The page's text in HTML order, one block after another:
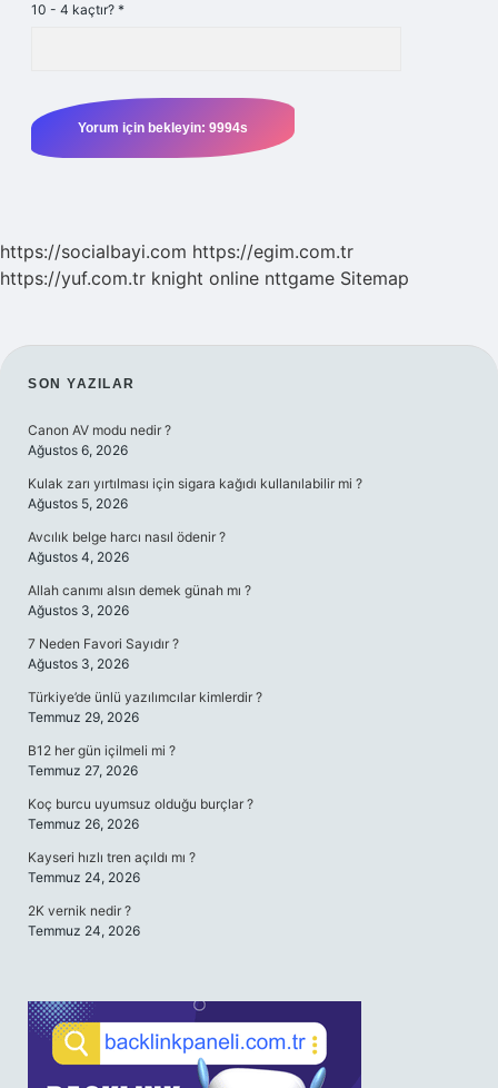
10 - 4 kaçtır? *
https://socialbayi.com https://egim.com.tr
https://yuf.com.tr knight online nttgame Sitemap
SIDEBAR
SON YAZILAR
Canon AV modu nedir ?
Ağustos 6, 2026
Kulak zarı yırtılması için sigara kağıdı kullanılabilir mi ?
Ağustos 5, 2026
Avcılık belge harcı nasıl ödenir ?
Ağustos 4, 2026
Allah canımı alsın demek günah mı ?
Ağustos 3, 2026
7 Neden Favori Sayıdır ?
Ağustos 3, 2026
Türkiye’de ünlü yazılımcılar kimlerdir ?
Temmuz 29, 2026
B12 her gün içilmeli mi ?
Temmuz 27, 2026
Koç burcu uyumsuz olduğu burçlar ?
Temmuz 26, 2026
Kayseri hızlı tren açıldı mı ?
Temmuz 24, 2026
2K vernik nedir ?
Temmuz 24, 2026